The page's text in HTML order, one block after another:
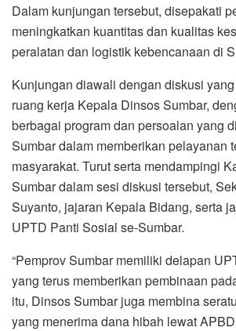
Dalam kunjungan tersebut, disepakati
meningkatkan kuantitas dan kualitas
peralatan dan logistik kebencanaan di
Kunjungan diawali dengan diskusi
ruang kerja Kepala Dinsos Sumbar,
berbagai program dan persoalan yang
Sumbar dalam memberikan pelayanan
masyarakat. Turut serta mendampingi
Sumbar dalam sesi diskusi tersebut,
Suyanto, jajaran Kepala Bidang, serta
UPTD Panti Sosial se-Sumbar.
“Pemprov Sumbar memiliki delapan
yang terus memberikan pembinaan
itu, Dinsos Sumbar juga membina
yang menerima dana hibah lewat